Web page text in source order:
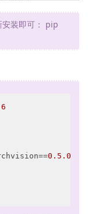
装即可： pip
0.5 .0